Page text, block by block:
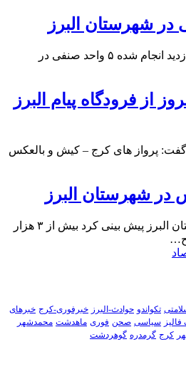
محمد نصیری گفت: در ۴۵ بازدید انجام شده ۵ واحد صنفی در
از فرودگاه پیام البرز
گفت: پرواز های کرج – کیش و بالعکس
در شهرستان البرز
مدیر جهاد کشاورزی شهرستان البرز پیش بینی کرد بیش از ۳ هزار
تکواندو حوادث-البرز خبرفوری-کرج خبرهای
سیاسی صحن فوری ماهدشت محمدشهر
کرج گرمدره گوهردشت